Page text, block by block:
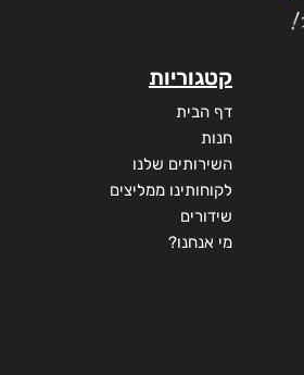
קטגוריות
דף הבית
חנות
השירותים שלנו
לקוחותינו ממליצים
שידורים
מי אנחנו?